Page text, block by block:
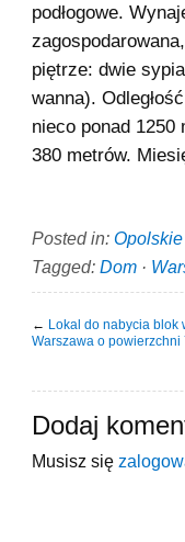
podłogowe.
piętrze: dwie
wanna).
nieco ponad 1250
380 metrów.
Posted in:
Tagged: Dom ·
← Lokal do nabycia blok
Warszawa o powierzchni
Dodaj
Musisz się